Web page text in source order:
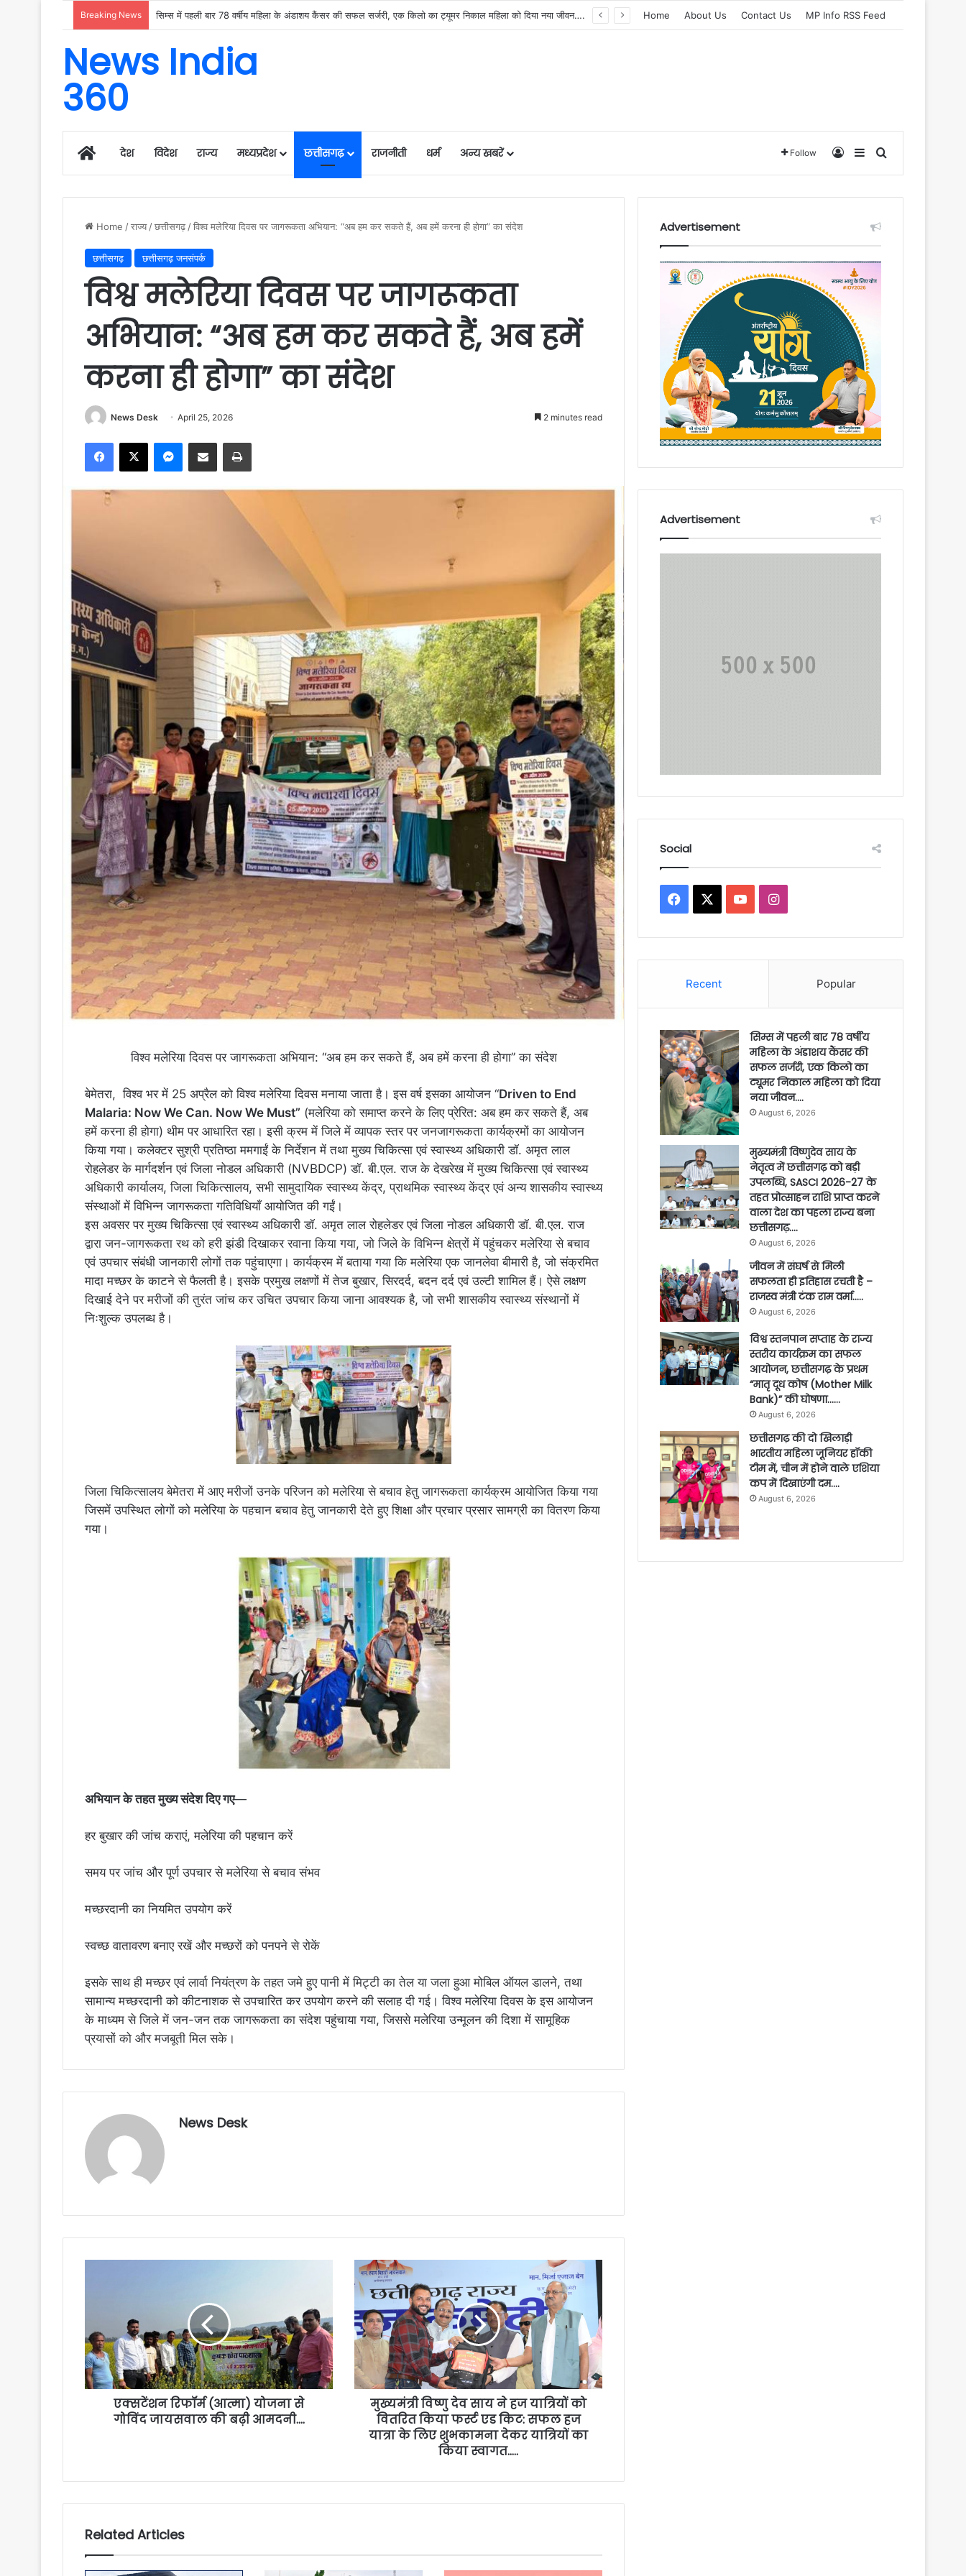
Breaking News मुख्यमंत्री विष्णुदेव साय के नेतृत्व में छत्तीसगढ़ को बड़ी उपलब्धि, SASCI 2026-27 के तहत प्रोत्साहन राशि प्राप्त करने वाला देश का पहला राज्य बना छत्तीसगढ़…. Home About Us Contact Us MP Info RSS Feed
News India
360
Homeदेश विदेश राज्य मध्यप्रदेश छत्तीसगढ़ राजनीती धर्म अन्य खबरें Follow Log InSidebarSearch for
Home /राज्य /छत्तीसगढ़ /विश्व मलेरिया दिवस पर जागरूकता अभियान: “अब हम कर सकते हैं, अब हमें करना ही होगा” का संदेश
छत्तीसगढ़ छत्तीसगढ़ जनसंपर्क
विश्व मलेरिया दिवस पर जागरूकता
अभियान: “अब हम कर सकते हैं, अब हमें
करना ही होगा” का संदेश
News Desk April 25, 2026 2 minutes read
Facebook
X Messenger
Share via Email Print
विश्व मलेरिया दिवस पर जागरूकता अभियान: “अब हम कर सकते हैं, अब हमें करना ही होगा” का संदेश
बेमेतरा, विश्व भर में 25 अप्रैल को विश्व मलेरिया दिवस मनाया जाता है। इस वर्ष इसका आयोजन “Driven to End
Malaria: Now We Can. Now We Must” (मलेरिया को समाप्त करने के लिए प्रेरित: अब हम कर सकते हैं, अब
हमें करना ही होगा) थीम पर आधारित रहा। इसी क्रम में जिले में व्यापक स्तर पर जनजागरूकता कार्यक्रमों का आयोजन
किया गया। कलेक्टर सुश्री प्रतिष्ठा ममगाईं के निर्देशन में तथा मुख्य चिकित्सा एवं स्वास्थ्य अधिकारी डॉ. अमृत लाल
रोहलेडर के मार्गदर्शन एवं जिला नोडल अधिकारी (NVBDCP) डॉ. बी.एल. राज के देखरेख में मुख्य चिकित्सा एवं स्वास्थ्य
अधिकारी कार्यालय, जिला चिकित्सालय, सभी सामुदायिक स्वास्थ्य केंद्र, प्राथमिक स्वास्थ्य केंद्र एवं अन्य शासकीय स्वास्थ्य
संस्थाओं में विभिन्न जागरूकता गतिविधियाँ आयोजित की गईं।
इस अवसर पर मुख्य चिकित्सा एवं स्वास्थ्य अधिकारी डॉ. अमृत लाल रोहलेडर एवं जिला नोडल अधिकारी डॉ. बी.एल. राज
द्वारा जन-जागरूकता रथ को हरी झंडी दिखाकर रवाना किया गया, जो जिले के विभिन्न क्षेत्रों में पहुंचकर मलेरिया से बचाव
एवं उपचार संबंधी जानकारी लोगों तक पहुंचाएगा। कार्यक्रम में बताया गया कि मलेरिया एक जानलेवा बीमारी है, जो संक्रमित
मादा मच्छर के काटने से फैलती है। इसके प्रमुख लक्षणों में तेज बुखार, सिरदर्द, बदन दर्द एवं उल्टी शामिल हैं। ऐसे लक्षण
दिखाई देने पर मरीजों की तुरंत जांच कर उचित उपचार किया जाना आवश्यक है, जो सभी शासकीय स्वास्थ्य संस्थानों में
निःशुल्क उपलब्ध है।
जिला चिकित्सालय बेमेतरा में आए मरीजों उनके परिजन को मलेरिया से बचाव हेतु जागरूकता कार्यक्रम आयोजित किया गया
जिसमें उपस्थित लोगों को मलेरिया के पहचान बचाव हेतु जानकारी देते हुए शिक्षा और प्रचार प्रसार सामग्री का वितरण किया
गया।
अभियान के तहत मुख्य संदेश दिए गए—
हर बुखार की जांच कराएं, मलेरिया की पहचान करें
समय पर जांच और पूर्ण उपचार से मलेरिया से बचाव संभव
मच्छरदानी का नियमित उपयोग करें
स्वच्छ वातावरण बनाए रखें और मच्छरों को पनपने से रोकें
इसके साथ ही मच्छर एवं लार्वा नियंत्रण के तहत जमे हुए पानी में मिट्टी का तेल या जला हुआ मोबिल ऑयल डालने, तथा
सामान्य मच्छरदानी को कीटनाशक से उपचारित कर उपयोग करने की सलाह दी गई। विश्व मलेरिया दिवस के इस आयोजन
के माध्यम से जिले में जन-जन तक जागरूकता का संदेश पहुंचाया गया, जिससे मलेरिया उन्मूलन की दिशा में सामूहिक
प्रयासों को और मजबूती मिल सके।
News Desk
एक्सटेंशन रिफॉर्म (आत्मा) योजना से
गोविंद जायसवाल की बढ़ी आमदनी….
मुख्यमंत्री विष्णु देव साय ने हज यात्रियों को
वितरित किया फर्स्ट एड किट: सफल हज
यात्रा के लिए शुभकामना देकर यात्रियों का
किया स्वागत…..
Related Articles
Advertisement
Advertisement
Social
Facebook YouTubeInstagram
Recent Popular
सिम्स में पहली बार 78 वर्षीय
महिला के अंडाशय कैंसर की
सफल सर्जरी, एक किलो का
ट्यूमर निकाल महिला को दिया
नया जीवन….
August 6, 2026
मुख्यमंत्री विष्णुदेव साय के
नेतृत्व में छत्तीसगढ़ को बड़ी
उपलब्धि, SASCI 2026-27 के
तहत प्रोत्साहन राशि प्राप्त करने
वाला देश का पहला राज्य बना
छत्तीसगढ़….
August 6, 2026
जीवन में संघर्ष से मिली
सफलता ही इतिहास रचती है –
राजस्व मंत्री टंक राम वर्मा…..
August 6, 2026
विश्व स्तनपान सप्ताह के राज्य
स्तरीय कार्यक्रम का सफल
आयोजन, छत्तीसगढ़ के प्रथम
“मातृ दूध कोष (Mother Milk
Bank)” की घोषणा……
August 6, 2026
छत्तीसगढ़ की दो खिलाड़ी
भारतीय महिला जूनियर हॉकी
टीम में, चीन में होने वाले एशिया
कप में दिखाएंगी दम….
August 6, 2026